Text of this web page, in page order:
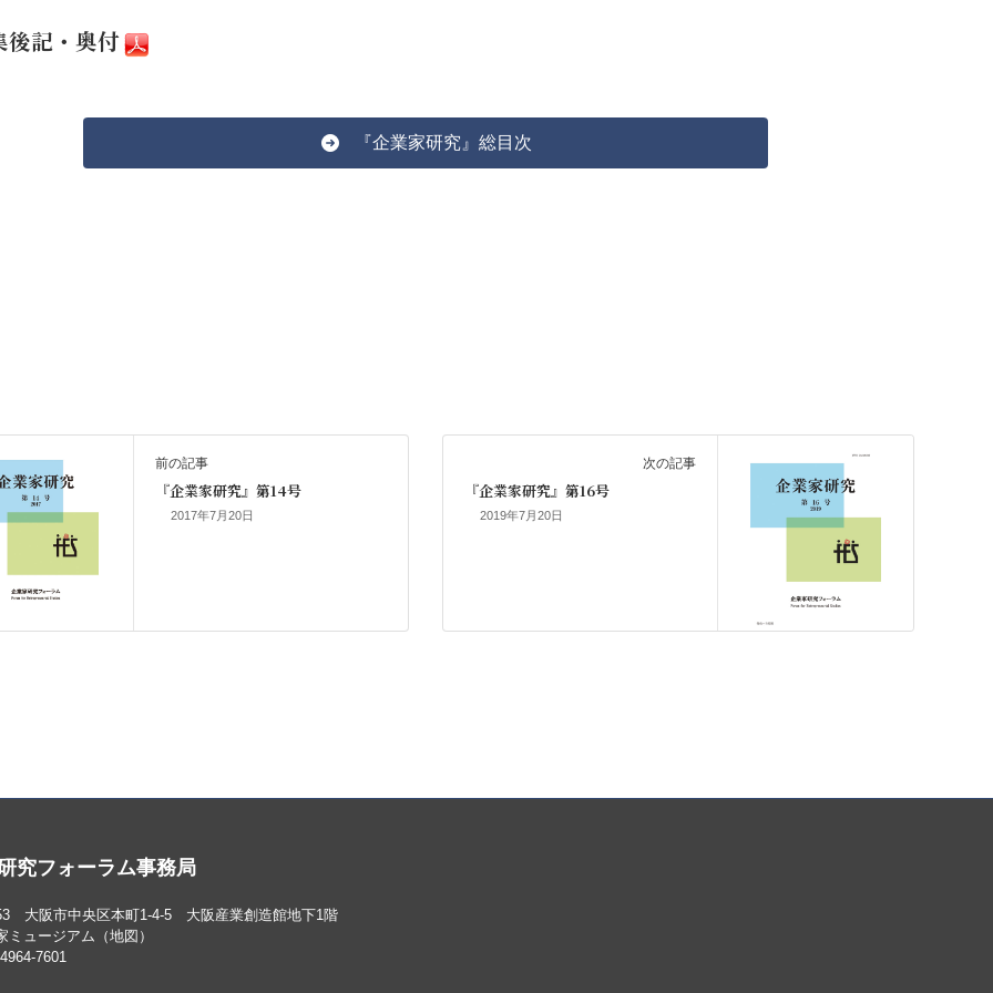
記・奥付
『企業家研究』総目次
前の記事
『企業家研究』第14号
2017年7月20日
次の記事
『企業家研究』第16号
2019年7月20日
究フォーラム事務局
大阪市中央区本町1-4-5 大阪産業創造館地下1階
ミュージアム （地図 ）
7601